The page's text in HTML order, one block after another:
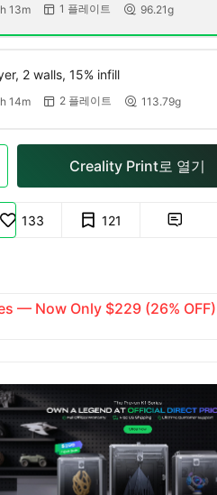
13m  1 플레이트  96.21g
2 walls, 15% infill
14m  2 플레이트  113.79g
Creality Print로 열기
133 121 
— Now Only $229 (26%